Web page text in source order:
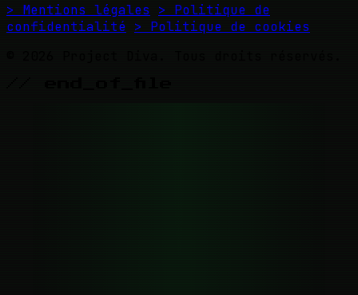
> Mentions légales
> Politique de
confidentialité > Politique de cookies